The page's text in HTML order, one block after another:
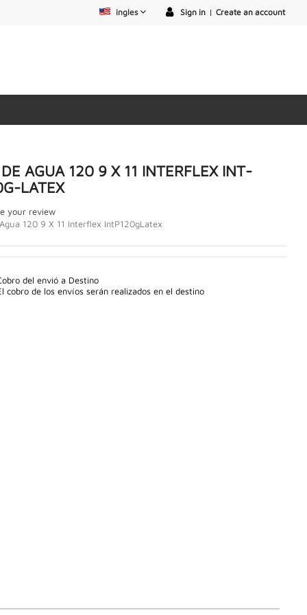
Sign in | Create an account
ingles
AGUA 120 9 X 11 INTERFLEX INT-
LATEX
your review
120 9 X 11 Interflex IntP120gLatex
del envió a Destino
cobro de los envíos serán realizados en el destino